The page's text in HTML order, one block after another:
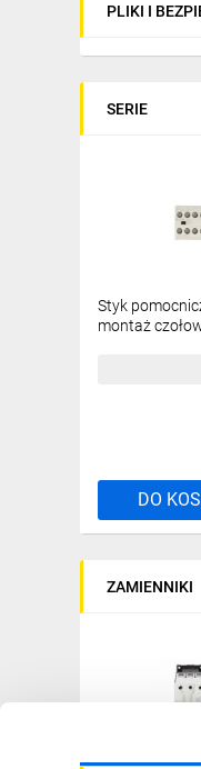
PLIKI I
SERIE
Styk
montaż
DO
ZAMIENNIKI